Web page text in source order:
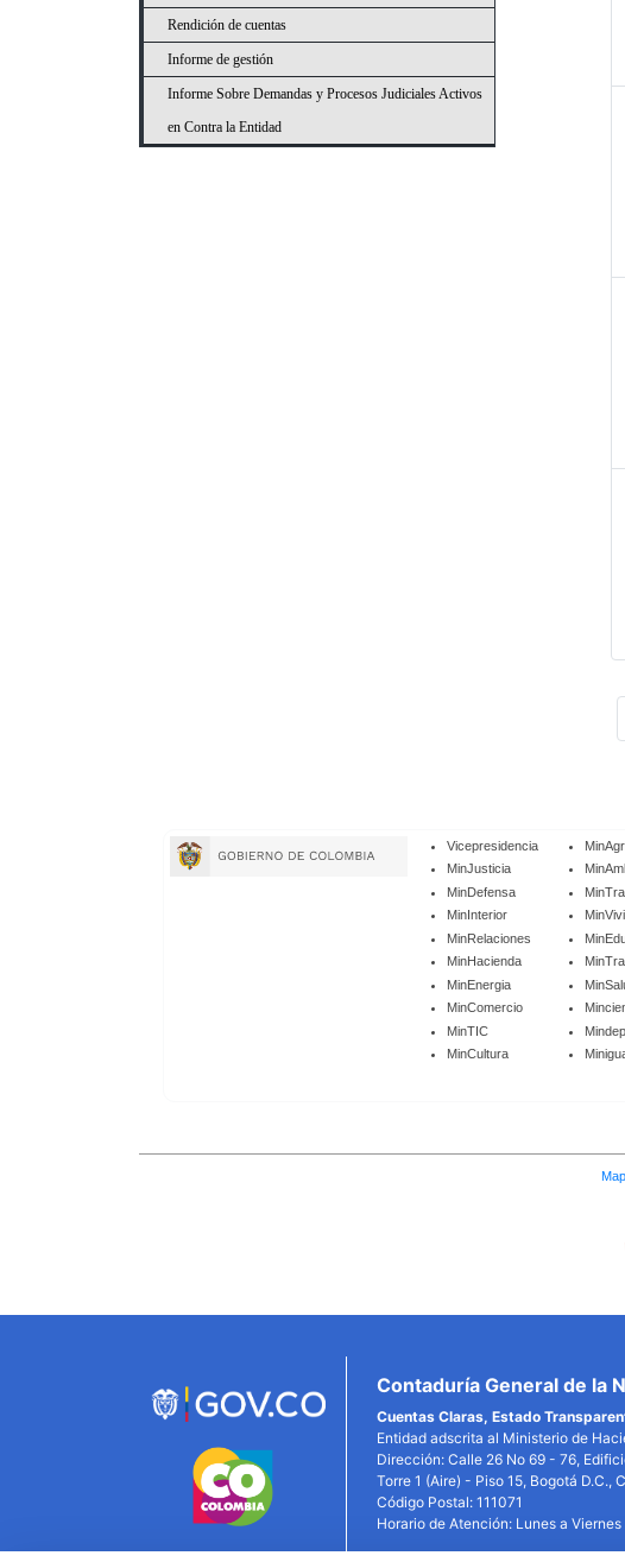
Rendición de cuentas
Informe de gestión
Informe Sobre Demandas y Procesos Judiciales Activos
en Contra la Entidad
Vicepresidencia
MinJusticia
MinDefensa
MinInterior
MinRelaciones
MinHacienda
MinEnergia
MinComercio
MinTIC
MinCultura
Contaduría General de la
Cuentas Claras, Estado
Entidad adscrita al Ministerio de
Dirección: Calle 26 No 69 - 76,
Torre 1 (Aire) - Piso 15, Bogotá D.C.,
Código Postal: 111071
Horario de Atención: Lunes a